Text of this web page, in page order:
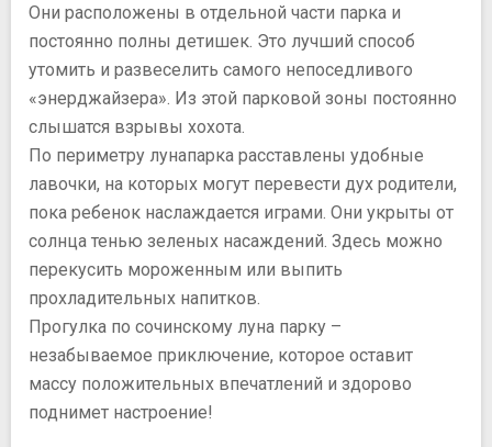
Они расположены в отдельной части парка и
постоянно полны детишек. Это лучший способ
утомить и развеселить самого непоседливого
«энерджайзера». Из этой парковой зоны постоянно
слышатся взрывы хохота.
По периметру лунапарка расставлены удобные
лавочки, на которых могут перевести дух родители,
пока ребенок наслаждается играми. Они укрыты от
солнца тенью зеленых насаждений. Здесь можно
перекусить мороженным или выпить
прохладительных напитков.
Прогулка по сочинскому луна парку –
незабываемое приключение, которое оставит
массу положительных впечатлений и здорово
поднимет настроение!